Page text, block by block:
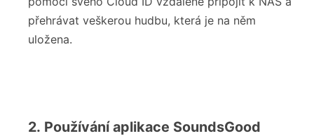
přehrávat veškerou hudbu, která je na něm
uložena.
2. Používání aplikace SoundsGood